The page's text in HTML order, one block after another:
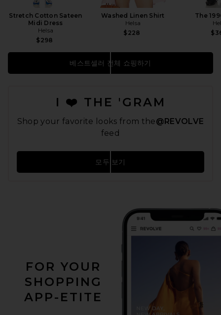
Stretch Cotton Sateen
Midi Dress
Helsa
$298
Washed Linen Shirt
Helsa
$228
The
베스트셀러 전체 쇼핑하기
I ❤️ THE 'GRAM
Shop your favorite looks from the@REVOLVE
feed
모두 보기
FOR YOUR
SHOPPING
APP-ETITE